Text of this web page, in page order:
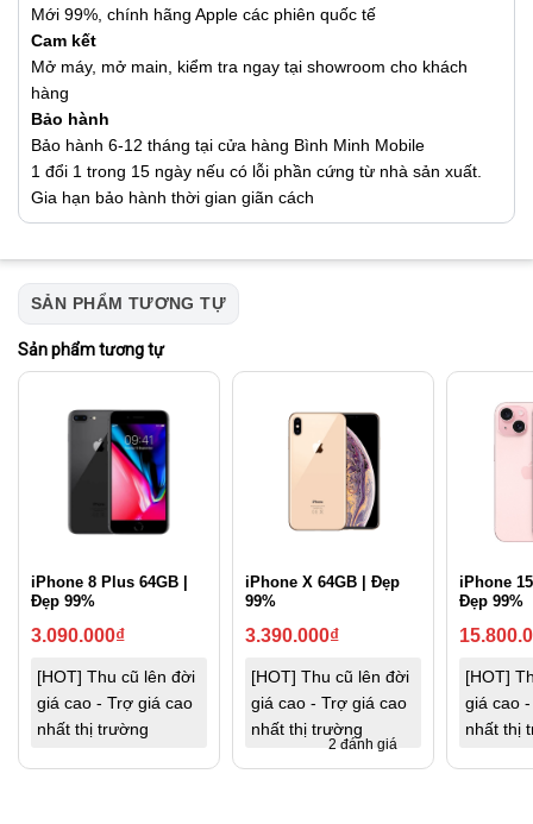
Mới 99%, chính hãng Apple các phiên quốc tế
Cam kết
Mở máy, mở main, kiểm tra ngay tại showroom cho khách
hàng
Bảo hành
Bảo hành 6-12 tháng tại cửa hàng Bình Minh Mobile
1 đổi 1 trong 15 ngày nếu có lỗi phần cứng từ nhà sản xuất.
Gia hạn bảo hành thời gian giãn cách
SẢN PHẨM TƯƠNG TỰ
Sản phẩm tương tự
iPhone 8 Plus 64GB |
Đẹp 99%
3.090.000₫
[HOT] Thu cũ lên đời
giá cao - Trợ giá cao
nhất thị trường
iPhone X 64GB | Đẹp
99%
3.390.000₫
[HOT] Thu cũ lên đời
giá cao - Trợ giá cao
nhất thị trường
2 đánh giá
iPhone
Đẹp 99%
[HOT]
giá cao
nhất thị